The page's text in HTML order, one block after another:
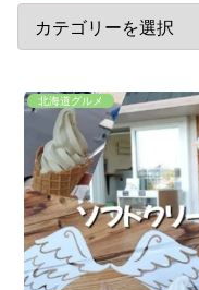
北海道グルメ